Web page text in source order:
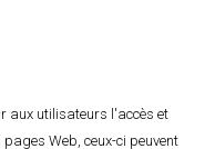
aux utilisateurs l'accès et
Web, ceux-ci peuvent